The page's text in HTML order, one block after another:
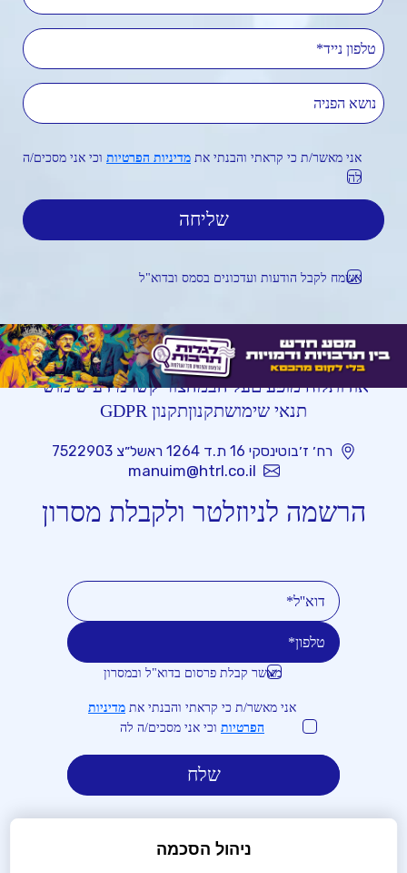
טלפון נייד
נושא הפניה
אני מאשר/ת כי קראתי והבנתי את מדיניות הפרטיות וכי אני מסכים/ה
לה
אשמח לקבל הודעות ועדכונים בסמס ובדוא"ל
אודותלוח מופעיםעל הבמהצור קשרמידע שימושי
תנאי שימושתקנוןתקנון GDPR
רח׳ ז׳בוטינסקי 16 ת.ד 1264 ראשל״צ 7522903
manuim@htrl.co.il
הרשמה לניוזלטר ולקבלת מסרון
מאשר קבלת פרסום בדוא"ל ובמסרון
אני מאשר/ת כי קראתי והבנתי את מדיניות
הפרטיות וכי אני מסכים/ה לה
ניהול הסכמה